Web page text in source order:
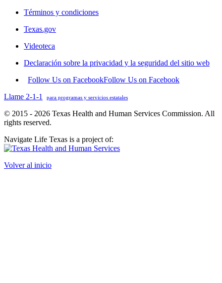
Términos y condiciones
Texas.gov
Videoteca
Declaración sobre la privacidad y la seguridad del sitio web
Follow Us on FacebookFollow Us on Facebook
Llame 2-1-1
para programas y servicios estatales
© 2015 - 2026 Texas Health and Human Services Commission. All
rights reserved.
Navigate Life Texas is a project of:
Volver al inicio